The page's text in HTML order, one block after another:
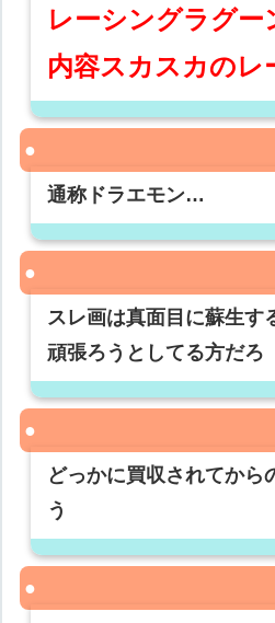
レーシングラグー
内容スカスカの
通称ドラエモン…
スレ画は真面目に蘇生す
頑張ろうとしてる方だろ
どっかに買収されてから
う